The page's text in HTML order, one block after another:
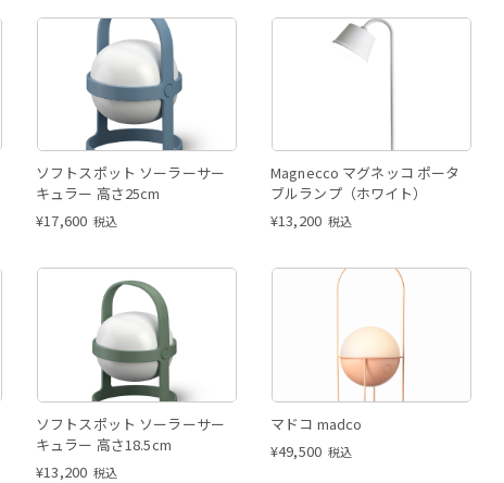
ソフトスポット ソーラーサー
キュラー 高さ25cm
¥17,600 税込
Magnecco マグネッコ ポータ
ブルランプ（ホワイト）
¥13,200 税込
ソフトスポット ソーラーサー
キュラー 高さ18.5cm
¥13,200 税込
マドコ madco
¥49,500 税込